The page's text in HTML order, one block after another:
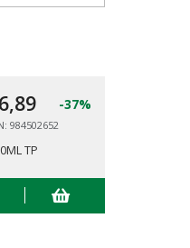
89 -37%
984502652
TP